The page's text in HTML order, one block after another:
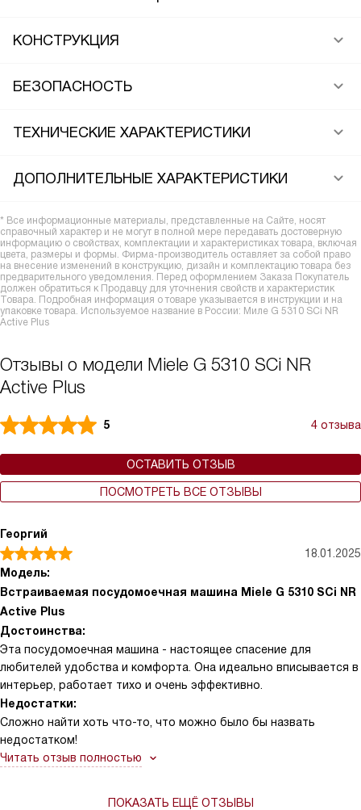
КОНСТРУКЦИЯ
БЕЗОПАСНОСТЬ
ТЕХНИЧЕСКИЕ ХАРАКТЕРИСТИКИ
ДОПОЛНИТЕЛЬНЫЕ ХАРАКТЕРИСТИКИ
* Все информационные материалы, представленные на Сайте, носят
справочный характер и не могут в полной мере передавать достоверную
информацию о свойствах, комплектации и характеристиках товара, включая
цвета, размеры и формы. Фирма-производитель оставляет за собой право
на внесение изменений в конструкцию, дизайн и комплектацию товара без
предварительного уведомления. Перед оформлением Заказа Покупатель
должен обратиться к Продавцу для уточнения свойств и характеристик
Товара. Подробная информация о товаре указывается в инструкции и на
упаковке товара. Используемое название в России: Миле G 5310 SCi NR
Active Plus
Отзывы о модели Miele G 5310 SCi NR
Active Plus
5 4 отзыва
ОСТАВИТЬ ОТЗЫВ
ПОСМОТРЕТЬ ВСЕ ОТЗЫВЫ
Георгий
18.01.2025
Модель:
Встраиваемая посудомоечная машина Miele G 5310 SCi NR
Active Plus
Достоинства:
Эта посудомоечная машина - настоящее спасение для
любителей удобства и комфорта. Она идеально вписывается в
интерьер, работает тихо и очень эффективно.
Недостатки:
Сложно найти хоть что-то, что можно было бы назвать
недостатком!
Читать отзыв полностью
ПОКАЗАТЬ ЕЩЁ ОТЗЫВЫ